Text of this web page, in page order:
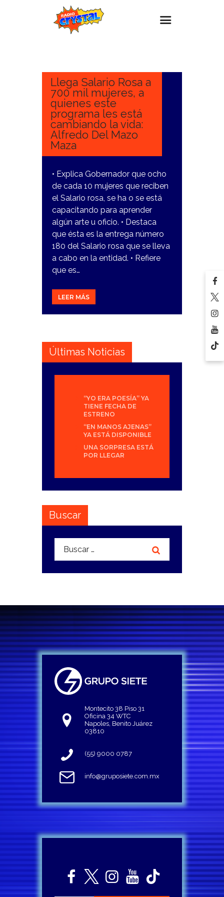
Estaciones
Eventos
Promociones
Noticias
Para ti
Llega Salario Rosa a
700 mil mujeres, a
quienes este
programa les está
cambiando la vida:
Alfredo Del Mazo
Maza
• Explica Gobernador que ocho
de cada 10 mujeres que reciben
el Salario rosa, se ha o se está
capacitando para aprender
algún arte u oficio. • Destaca
que ésta es la entrega número
180 del Salario rosa que se lleva
a cabo en la entidad. • Refiere
que es…
LEER MÁS
Últimas Noticias
“YO ERA POESÍA” YA
TIENE FECHA DE
ESTRENO
“EN MANOS AJENAS”
YA ESTÁ DISPONIBLE
UNA SORPRESA ESTÁ
POR LLEGAR
Buscar
Buscar:
Montecito 38 Piso 31
Oficina 34 WTC
Napoles, Benito Juárez
03810
(55) 9000 0787
info@gruposiete.com.mx